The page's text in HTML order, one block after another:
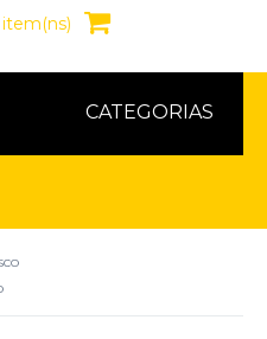
CATEGORIAS